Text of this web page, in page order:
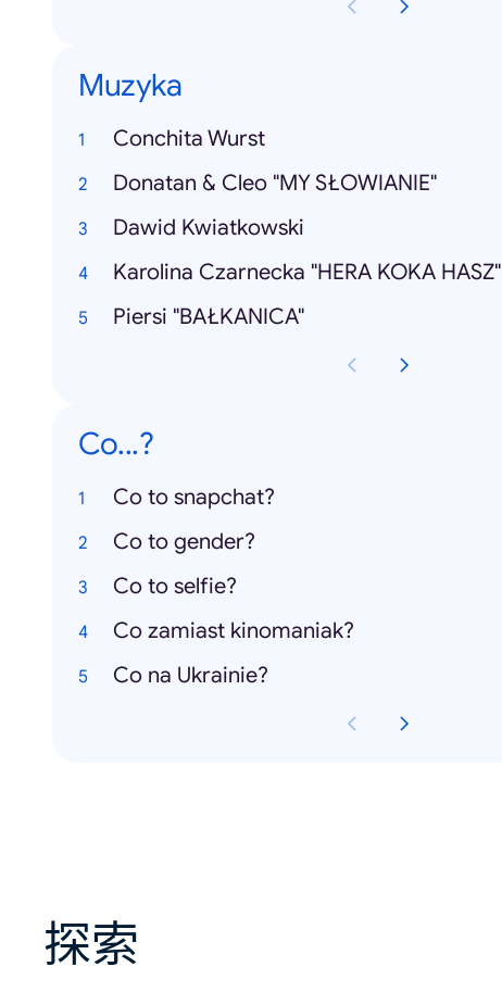
Muzyka
Conchita Wurst
Donatan & Cleo "MY SŁOWIANIE"
Dawid Kwiatkowski
Karolina Czarnecka "HERA KOKA HASZ"
Piersi "BAŁKANICA"
Co...?
Co to snapchat?
Co to gender?
Co to selfie?
Co zamiast kinomaniak?
Co na Ukrainie?
探索